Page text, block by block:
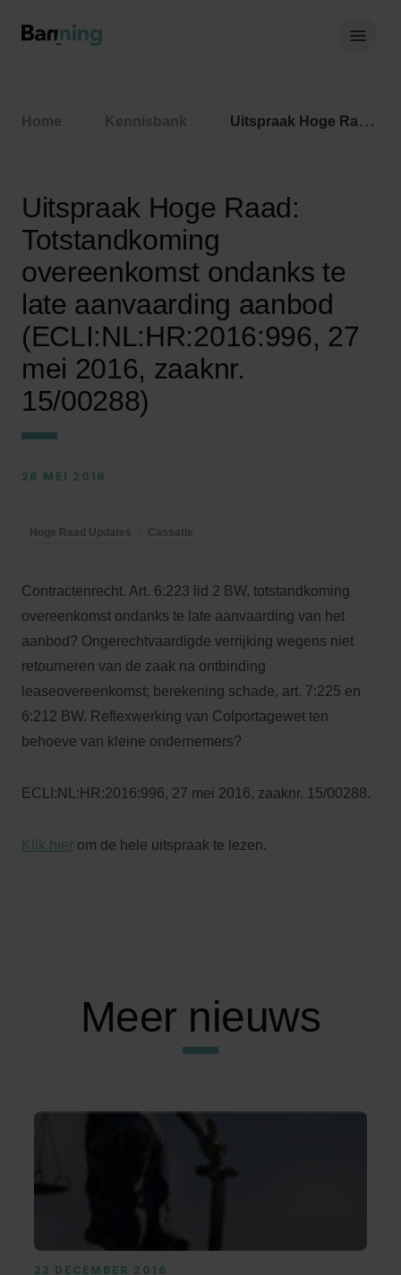
Home Kennisbank Uitspraak Hoge Raad: Totstandkoming overeenkomst ondanks te late aanvaarding aanbod (ECLI:NL:HR:2016:996, 27 mei 2016, zaaknr. 15/00288)
Uitspraak Hoge Raad:
Totstandkoming
overeenkomst ondanks te
late aanvaarding aanbod
(ECLI:NL:HR:2016:996, 27
mei 2016, zaaknr.
15/00288)
26 MEI 2016
Hoge Raad Updates Cassatie
Contractenrecht. Art. 6:223 lid 2 BW, totstandkoming
overeenkomst ondanks te late aanvaarding van het
aanbod? Ongerechtvaardigde verrijking wegens niet
retourneren van de zaak na ontbinding
leaseovereenkomst; berekening schade, art. 7:225 en
6:212 BW. Reflexwerking van Colportagewet ten
behoeve van kleine ondernemers?
ECLI:NL:HR:2016:996, 27 mei 2016, zaaknr. 15/00288.
Klik hier om de hele uitspraak te lezen.
Meer nieuws
22 DECEMBER 2016